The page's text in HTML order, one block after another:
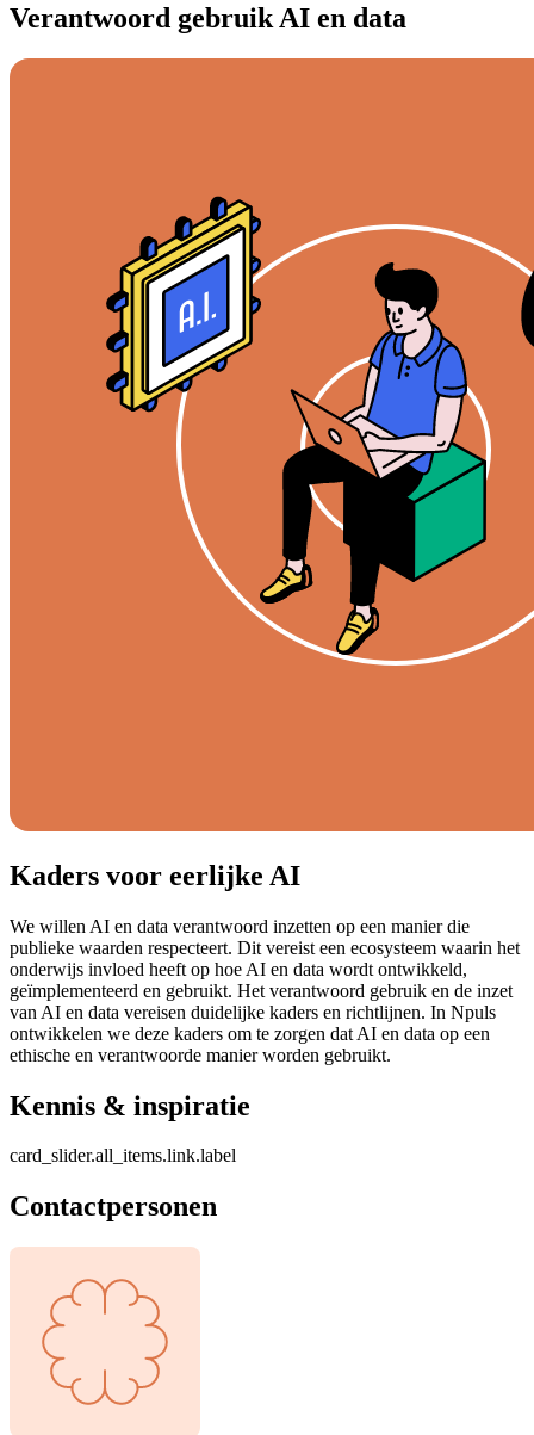
Verantwoord gebruik AI en data
Kaders voor eerlijke AI
We willen AI en data verantwoord inzetten op een manier die
publieke waarden respecteert. Dit vereist een ecosysteem waarin het
onderwijs invloed heeft op hoe AI en data wordt ontwikkeld,
geïmplementeerd en gebruikt. Het verantwoord gebruik en de inzet
van AI en data vereisen duidelijke kaders en richtlijnen. In Npuls
ontwikkelen we deze kaders om te zorgen dat AI en data op een
ethische en verantwoorde manier worden gebruikt.
Kennis & inspiratie
card_slider.all_items.link.label
Contactpersonen